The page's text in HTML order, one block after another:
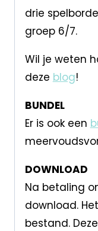
drie
groep 6/7.
Wil je weten
deze blog!
BUNDEL
Er is ook een
DOWNLOAD
Na betaling
download.
bestand.